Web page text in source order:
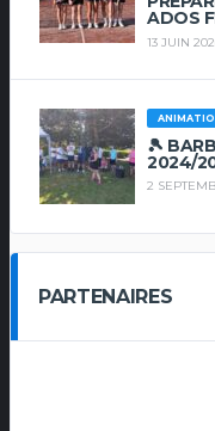
ADOS
13 JUIN
🎾
2024/
2
PARTENAIRES